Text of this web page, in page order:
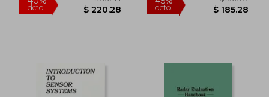
40%
dcto. dcto.